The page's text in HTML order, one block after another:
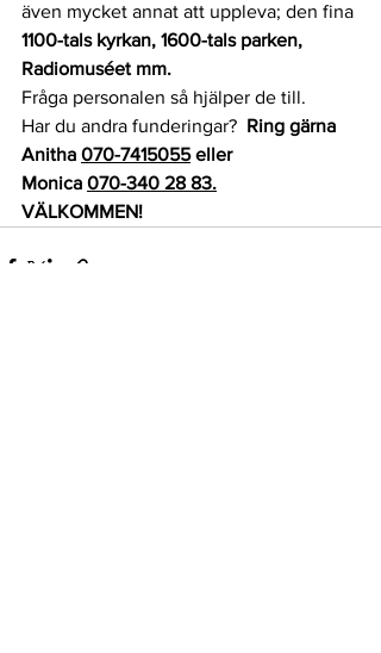
även mycket annat att uppleva; den fina
1100-tals kyrkan, 1600-tals parken,
Radiomuséet mm.
Fråga personalen så hjälper de till.
Har du andra funderingar? Ring gärna
Anitha 070-7415055 eller
Monica 070-340 28 83.
VÄLKOMMEN!